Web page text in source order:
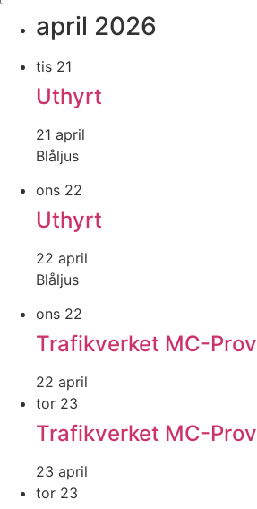
april 2026
tis 21
Uthyrt
21 april
Blåljus
ons 22
Uthyrt
22 april
Blåljus
ons 22
Trafikverket MC-Prov
22 april
tor 23
Trafikverket MC-Prov
23 april
tor 23